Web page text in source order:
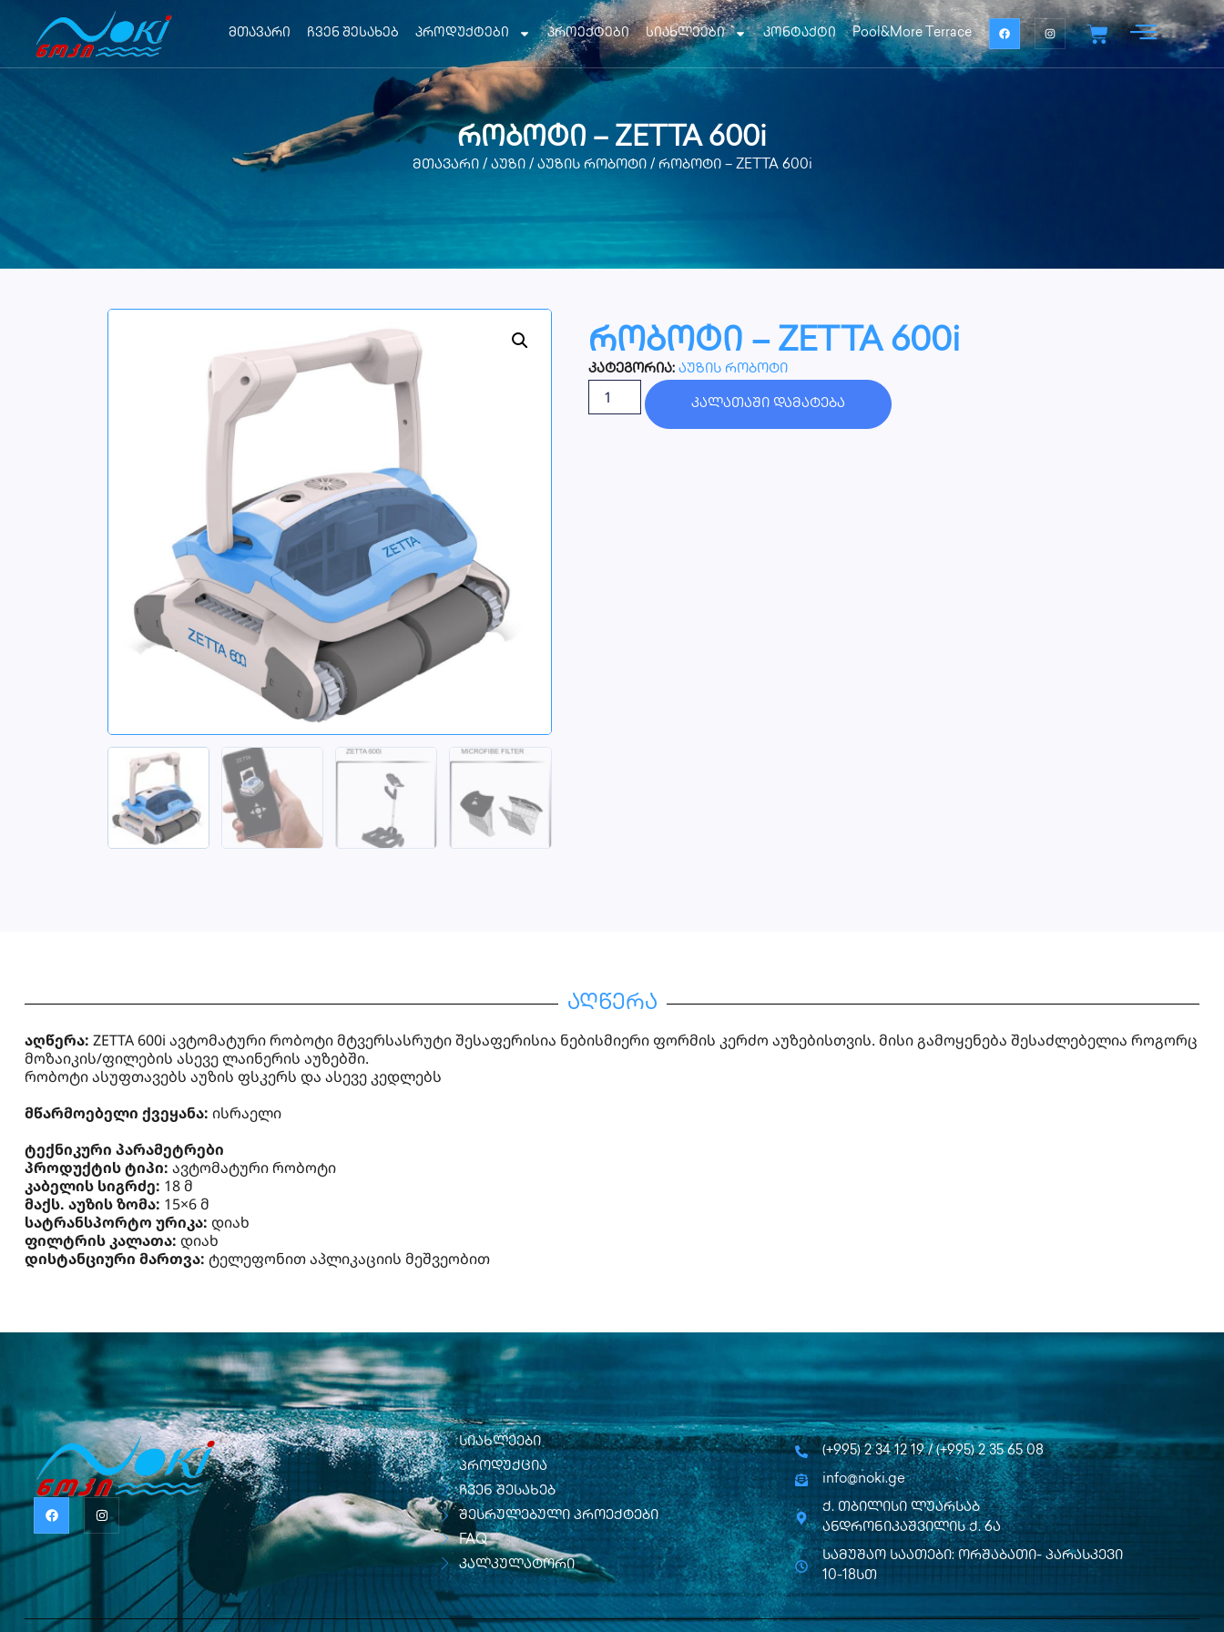
მთავარი ჩვენ შესახებ პროდუქტები პროექტები სიახლეები კონტაქტი Pool&More Terrace
რობოტი – ZETTA 600i
მთავარი/ აუზი/ აუზის რობოტი/ რობოტი – ZETTA 600i
რობოტი – ZETTA 600i
კატეგორია: აუზის რობოტი
კალათაში დამატება
აღწერა
აღწერა: ZETTA 600i ავტომატური რობოტი მტვერსასრუტი შესაფერისია ნებისმიერი ფორმის კერძო აუზებისთვის. მისი გამოყენება შესაძლებელია როგორც
მოზაიკის/ფილების ასევე ლაინერის აუზებში.
რობოტი ასუფთავებს აუზის ფსკერს და ასევე კედლებს
მწარმოებელი ქვეყანა: ისრაელი
ტექნიკური პარამეტრები
პროდუქტის ტიპი: ავტომატური რობოტი
კაბელის სიგრძე: 18 მ
მაქს. აუზის ზომა: 15×6 მ
სატრანსპორტო ურიკა: დიახ
ფილტრის კალათა: დიახ
დისტანციური მართვა: ტელეფონით აპლიკაციის მეშვეობით
სიახლეები
პროდუქცია
ჩვენ შესახებ
შესრულებული პროექტები
FAQ
კალკულატორი
(+995) 2 34 12 19 / (+995) 2 35 65 08
info@noki.ge
ქ. თბილისი ლუარსაბ
ანდრონიკაშვილის ქ. 6ა
სამუშაო საათები: ორშაბათი- პარასკევი
10-18სთ